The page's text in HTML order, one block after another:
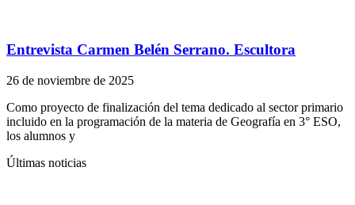
Entrevista Carmen Belén Serrano. Escultora
26 de noviembre de 2025
Como proyecto de finalización del tema dedicado al sector primario
incluido en la programación de la materia de Geografía en 3° ESO,
los alumnos y
Últimas noticias